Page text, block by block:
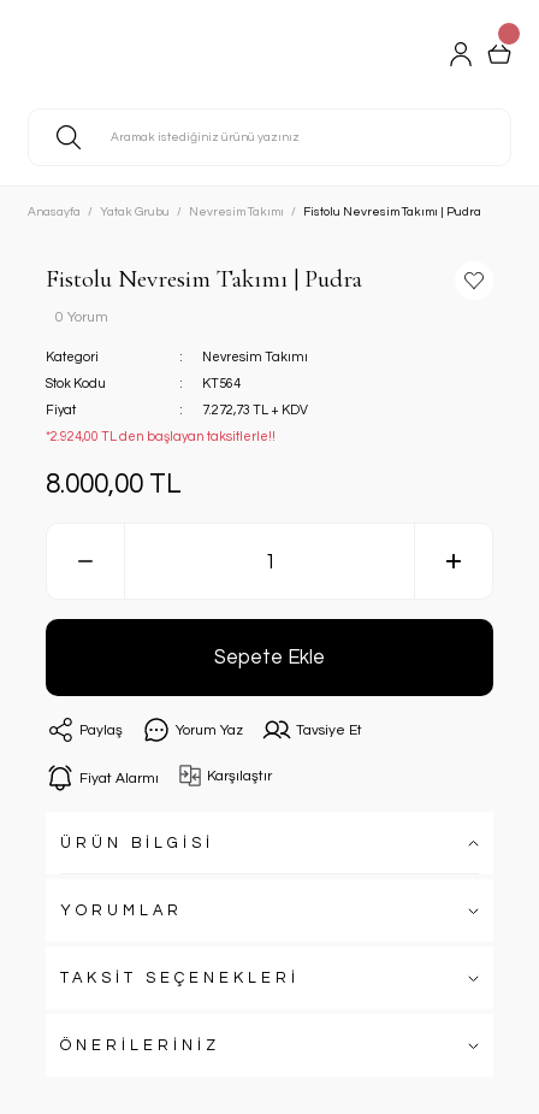
Anasayfa Yatak Grubu Nevresim Takımı Fistolu Nevresim Takımı | Pudra
Fistolu Nevresim Takımı | Pudra
0 Yorum
Kategori
Nevresim Takımı
Stok Kodu
KT564
Fiyat
7.272,73 TL + KDV
*2.924,00 TL den başlayan taksitlerle!!
8.000,00 TL
Sepete Ekle
Paylaş Yorum Yaz Tavsiye Et
Fiyat Alarmı Karşılaştır
ÜRÜN BİLGİSİ
YORUMLAR
TAKSİT SEÇENEKLERİ
ÖNERİLERİNİZ